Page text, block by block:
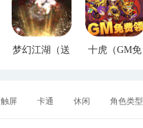
梦幻江湖（送
十虎（GM免
触屏 卡通 休闲 角色类型